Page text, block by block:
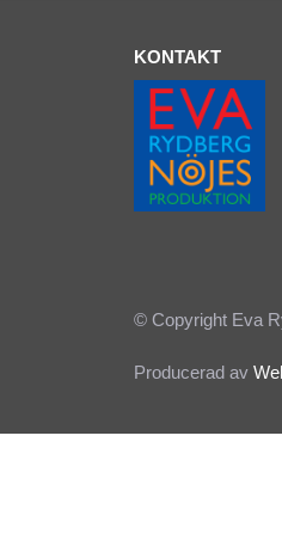
KONTAKT
© Copyright Eva
Producerad av